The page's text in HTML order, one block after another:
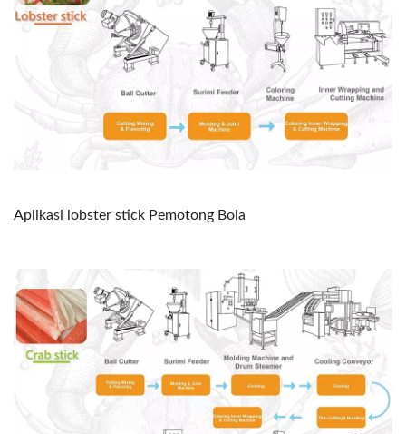
Aplikasi lobster stick Pemotong Bola